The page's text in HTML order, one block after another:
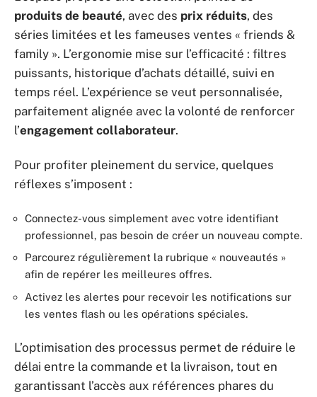
produits de beauté, avec des prix réduits, des
séries limitées et les fameuses ventes « friends &
family ». L’ergonomie mise sur l’efficacité : filtres
puissants, historique d’achats détaillé, suivi en
temps réel. L’expérience se veut personnalisée,
parfaitement alignée avec la volonté de renforcer
l’engagement collaborateur.
Pour profiter pleinement du service, quelques
réflexes s’imposent :
Connectez-vous simplement avec votre identifiant
professionnel, pas besoin de créer un nouveau compte.
Parcourez régulièrement la rubrique « nouveautés »
afin de repérer les meilleures offres.
Activez les alertes pour recevoir les notifications sur
les ventes flash ou les opérations spéciales.
L’optimisation des processus permet de réduire le
délai entre la commande et la livraison, tout en
garantissant l’accès aux références phares du